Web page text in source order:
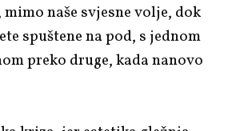
naše svjesne volje, dok
spuštene na pod, s jednom
preko druge, kada nanovo